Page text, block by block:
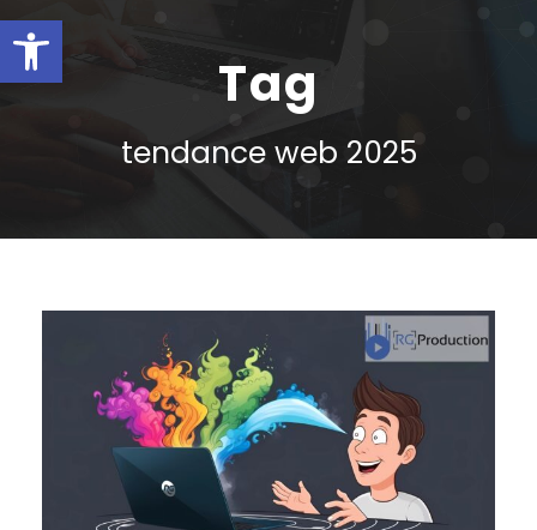
Ouvrir la barre d’outils
Tag
tendance web 2025